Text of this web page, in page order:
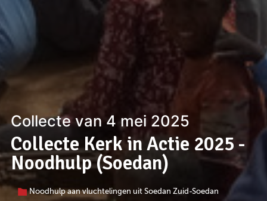
Collecte van 4 mei 2025
Collecte Kerk in Actie 2025 -
Noodhulp (Soedan)
Noodhulp aan vluchtelingen uit Soedan Zuid-Soedan